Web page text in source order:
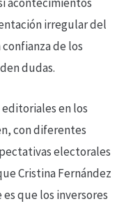
irregular del
de los
dudas.
en los
con diferentes
electorales
Cristina Fernández
que los inversores